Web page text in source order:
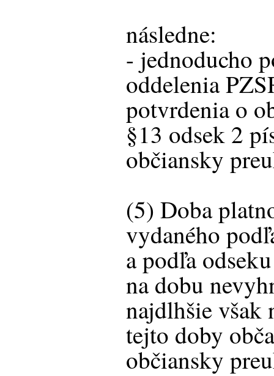
následne:
- jednoducho
oddelenia
potvrdenia o
§13 odsek 2
občiansky
(5) Doba
vydaného
a podľa
na dobu
najdlhšie však
tejto doby
občiansky